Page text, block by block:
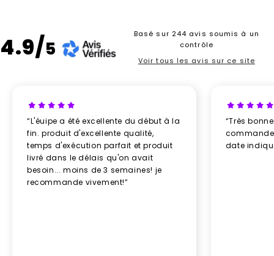
4.9/5
Basé sur 244 avis soumis à un
contrôle
Voir tous les avis sur ce site
“L'éuipe a été excellente du début à la
fin. produit d'excellente qualité,
temps d'exécution parfait et produit
livré dans le délais qu'on avait
besoin... moins de 3 semaines! je
recommande vivement!”
“Très
date